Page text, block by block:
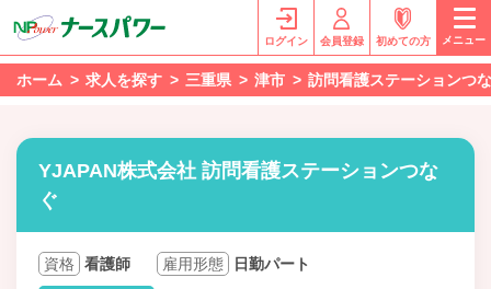
ログイン 会員登録 初めての方 メニュー
ホーム 求人を探す 三重県 津市 訪問看護ステーションつ
YJAPAN株式会社 訪問看護ステーションつな
ぐ
資格 看護師 雇用形態
日勤パート